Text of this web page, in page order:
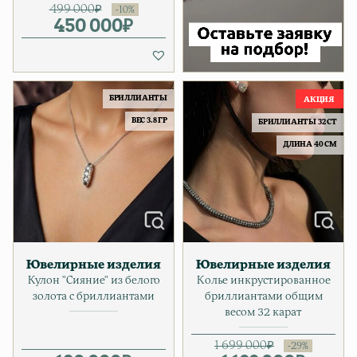
499 000₽
Первоначальная цена
450 000₽
Текущая цена: 450 000₽.
БРИЛЛИАНТЫ
ВЕС 3.8 ГР
Ювелирные изделия
Кулон "Сияние" из белого
золота с бриллиантами
БРИЛЛИАНТЫ 32 CT
ДЛИНА 40 СМ
Ювелирные изделия
Колье инкрустированное
бриллиантами общим
весом 32 карат
1 699 000₽